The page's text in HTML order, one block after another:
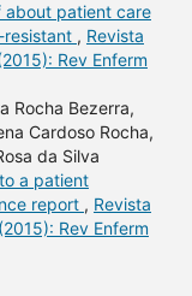
about patient care
, Revista
Rev Enferm
Rocha Bezerra,
Cardoso Rocha,
da Silva
a patient
report , Revista
Rev Enferm